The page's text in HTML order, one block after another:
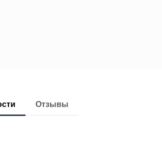
Отзывы